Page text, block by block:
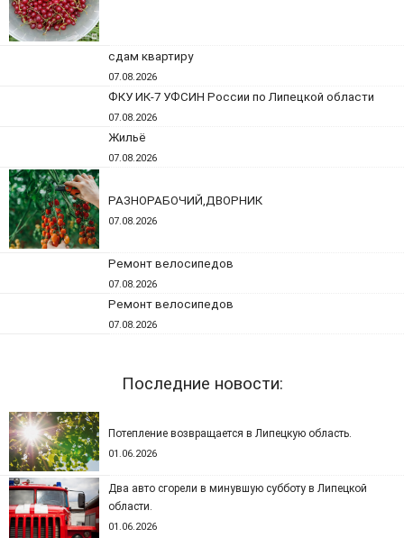
сдам квартиру
07.08.2026
ФКУ ИК-7 УФСИН России по Липецкой области
07.08.2026
Жильё
07.08.2026
РАЗНОРАБОЧИЙ,ДВОРНИК
07.08.2026
Ремонт велосипедов
07.08.2026
Ремонт велосипедов
07.08.2026
Последние новости:
Потепление возвращается в Липецкую область.
01.06.2026
Два авто сгорели в минувшую субботу в Липецкой
области.
01.06.2026